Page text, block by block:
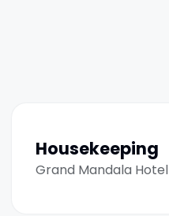
Housekeeping
Grand Mandala Hotel